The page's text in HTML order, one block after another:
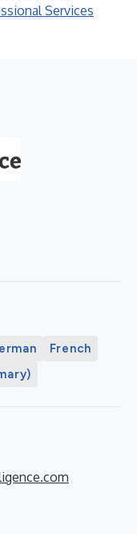
Services
French